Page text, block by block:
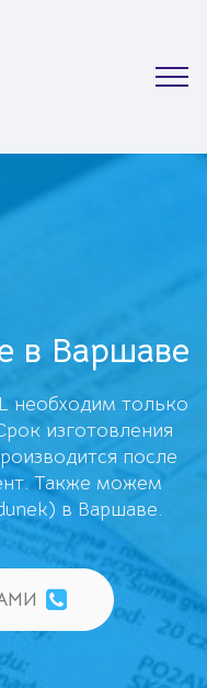
в Варшаве
необходим только
изготовления
после
Также можем
в Варшаве.